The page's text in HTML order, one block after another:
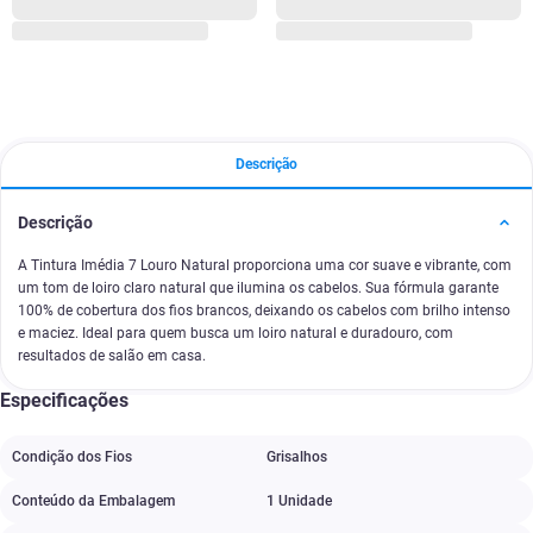
Descrição
Descrição
A Tintura Imédia 7 Louro Natural proporciona uma cor suave e vibrante, com
um tom de loiro claro natural que ilumina os cabelos. Sua fórmula garante
100% de cobertura dos fios brancos, deixando os cabelos com brilho intenso
e maciez. Ideal para quem busca um loiro natural e duradouro, com
resultados de salão em casa.
Especificações
Condição dos Fios Grisalhos
Conteúdo da Embalagem 1 Unidade